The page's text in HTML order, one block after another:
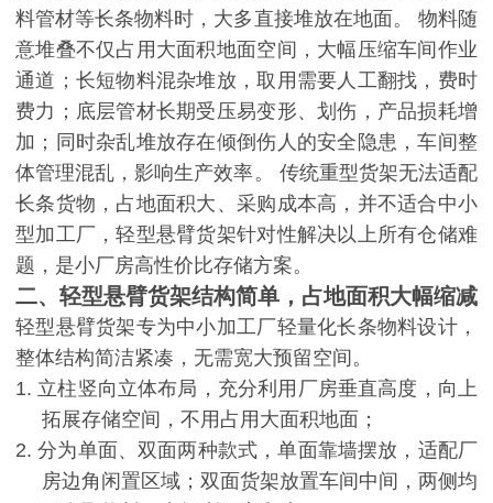
料管材等长条物料时，大多直接堆放在地面。
物料随
意堆叠不仅占用大面积地面空间，大幅压缩车间作业
通道；长短物料混杂堆放，取用需要人工翻找，费时
费力；底层管材长期受压易变形、划伤，产品损耗增
加；同时杂乱堆放存在倾倒伤人的安全隐患，车间整
体管理混乱，影响生产效率。
传统重型货架无法适配
长条货物，占地面积大、采购成本高，并不适合中小
型加工厂，轻型悬臂货架针对性解决以上所有仓储难
题，是小厂房高性价比存储方案。
二、轻型悬臂货架结构简单，占地面积大幅缩减
轻型悬臂货架专为中小加工厂轻量化长条物料设计，
整体结构简洁紧凑，无需宽大预留空间。
1. 立柱竖向立体布局，充分利用厂房垂直高度，向上
拓展存储空间，不用占用大面积地面；
2.分为单面、双面两种款式，单面靠墙摆放，适配厂
房边角闲置区域；双面货架放置车间中间，两侧均